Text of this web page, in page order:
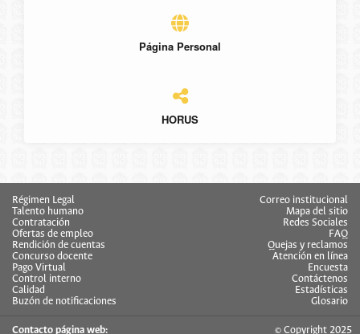
Página Personal
HORUS
Régimen Legal
Talento humano
Contratación
Ofertas de empleo
Rendición de cuentas
Concurso docente
Pago Virtual
Control interno
Calidad
Buzón de notificaciones
Correo institucional
Mapa del sitio
Redes Sociales
FAQ
Quejas y reclamos
Atención en línea
Encuesta
Contáctenos
Estadísticas
Glosario
Contacto página web: © Copyright 2025